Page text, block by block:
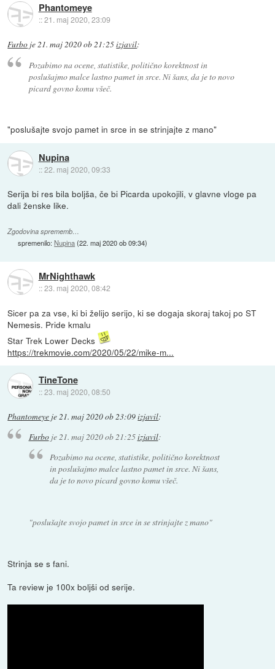
Phantomeye
::21. maj 2020, 23:09
Furbo je21. maj 2020 ob 21:25izjavil:
Pozabimo na ocene, statistike, politično korektnost in
poslušajmo malce lastno pamet in srce. Ni šans, da je to novo
picard govno komu všeč.
"poslušajte svojo pamet in srce in se strinjajte z mano"
Nupina
::22. maj 2020, 09:33
Serija bi res bila boljša, če bi Picarda upokojili, v glavne vloge pa
dali ženske like.
Zgodovina sprememb…
spremenilo:Nupina(22. maj 2020 ob 09:34)
MrNighthawk
::23. maj 2020, 08:42
Sicer pa za vse, ki bi želijo serijo, ki se dogaja skoraj takoj po ST
Nemesis. Pride kmalu
Star Trek Lower Decks
https://trekmovie.com/2020/05/22/mike-m...
TineTone
::23. maj 2020, 08:50
Phantomeye je 21. maj 2020 ob 23:09izjavil:
Furboje21. maj 2020 ob 21:25izjavil:
Pozabimo na ocene, statistike, politično korektnost
in poslušajmo malce lastno pamet in srce. Ni šans,
da je to novo picard govno komu všeč.
"poslušajte svojo pamet in srce in se strinjajte z mano"
Strinja se s fani.
Ta review je 100x boljši od serije.